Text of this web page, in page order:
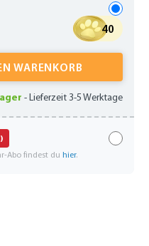
40
gewünschten
WARENKORB
-Lieferzeit 3-5 Werktage
Abo findest du hier.